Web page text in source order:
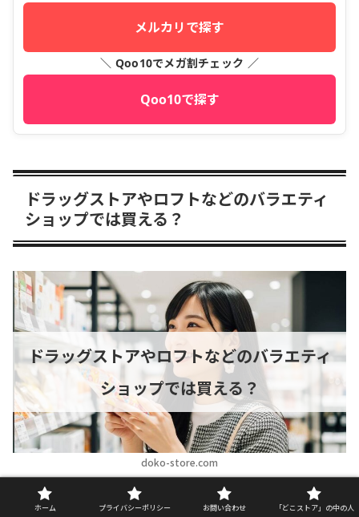
メルカリで探す
＼ Qoo10でメガ割チェック ／
Qoo10で探す
ドラッグストアやロフトなどのバラエティ
ショップでは買える？
doko-store.com
ドラッグストアやロフトなどのバラエティ
ショップでは買える？
ホーム プライバシーポリシー お問い合わせ 「どこストア」の中の人